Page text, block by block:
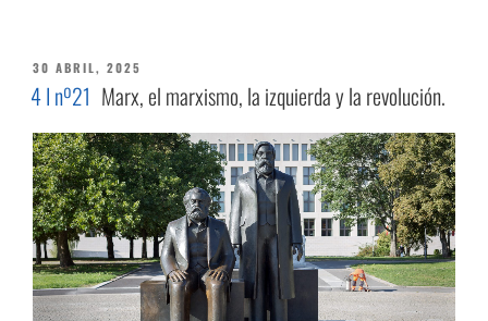
PUBLICADO
EL
30 ABRIL, 2025
4 I nº21 Marx, el marxismo, la izquierda y la revolución.